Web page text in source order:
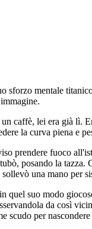
sforzo mentale
caffè, lei era già lì.
la curva piena e
prendere fuoco
posando la tazza.
una mano per
quel suo modo
da così
scudo per